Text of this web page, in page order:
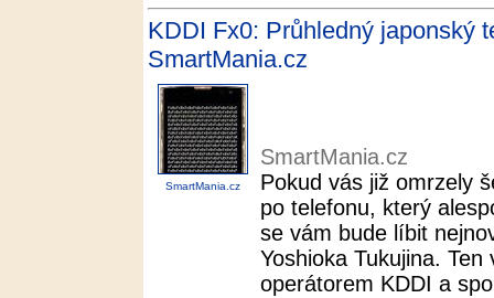
KDDI Fx0: Průhledný japonský
SmartMania.cz
SmartMania.cz
SmartMania.cz
Pokud vás již omrzely
po telefonu, který
se vám bude líbit
Yoshioka Tukujina.
operátorem KDDI a